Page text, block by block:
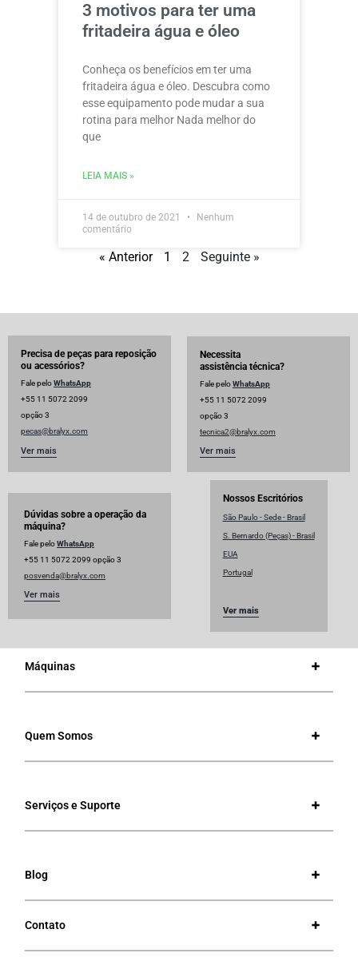
3 motivos para ter uma
fritadeira água e óleo
Conheça os benefícios em ter uma
fritadeira água e óleo. Descubra como
esse equipamento pode mudar a sua
rotina para melhor Nada melhor do
que
LEIA MAIS »
14 de outubro de 2021
Nenhum
comentário
« Anterior 1 2 Seguinte »
Precisa de peças para reposição
ou acessórios?
Fale peloWhatsApp
+55 11 5072 2099
opção 3
pecas@bralyx.com
Ver mais
Necessita
assistência técnica?
Fale peloWhatsApp
+55 11 5072 2099
opção 3
tecnica2@bralyx.com
Ver mais
Dúvidas sobre a operação da
máquina?
Fale peloWhatsApp
+55 11 5072 2099 opção 3
posvenda@bralyx.com
Ver mais
Nossos Escritórios
São Paulo - Sede - Brasil
S. Bernardo (Peças) - Brasil
EUA
Portugal
Ver mais
Máquinas
Quem Somos
Serviços e Suporte
Blog
Contato